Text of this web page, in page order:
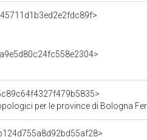
per le province di Bologna